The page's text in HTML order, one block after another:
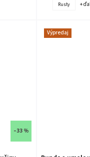
Rusty +
–33 %
Výpredaj